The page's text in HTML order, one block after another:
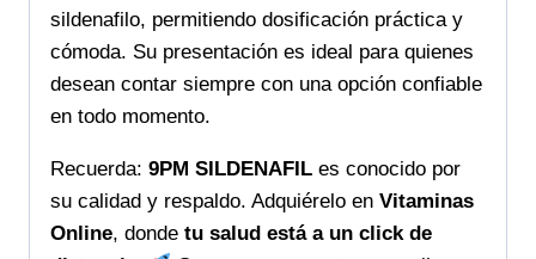
sildenafilo, permitiendo dosificación práctica y
cómoda. Su presentación es ideal para quienes
desean contar siempre con una opción confiable
en todo momento.
Recuerda: 9PM SILDENAFIL es conocido por
su calidad y respaldo. Adquiérelo en Vitaminas
Online, donde tu salud está a un click de